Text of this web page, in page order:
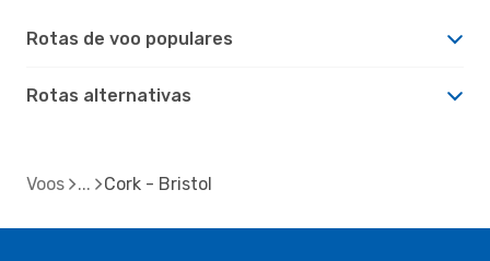
Rotas de voo populares
Rotas alternativas
Voos Cork - Bristol